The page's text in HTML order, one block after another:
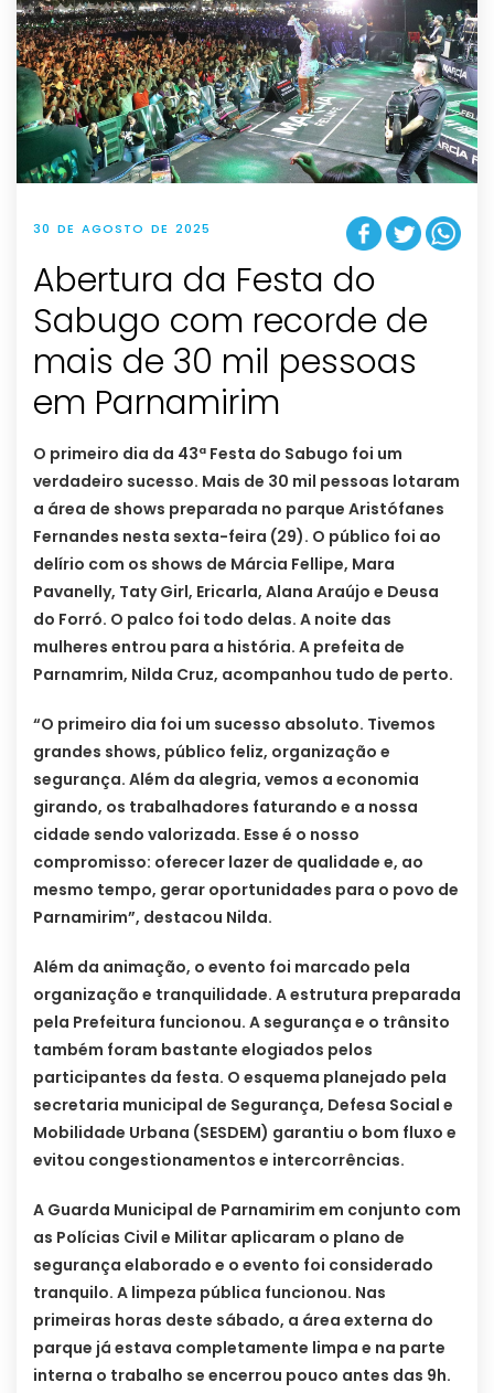
30 DE AGOSTO DE 2025
Abertura da Festa do
Sabugo com recorde de
mais de 30 mil pessoas
em Parnamirim
O primeiro dia da 43ª Festa do Sabugo foi um
verdadeiro sucesso. Mais de 30 mil pessoas lotaram
a área de shows preparada no parque Aristófanes
Fernandes nesta sexta-feira (29). O público foi ao
delírio com os shows de Márcia Fellipe, Mara
Pavanelly, Taty Girl, Ericarla, Alana Araújo e Deusa
do Forró. O palco foi todo delas. A noite das
mulheres entrou para a história. A prefeita de
Parnamrim, Nilda Cruz, acompanhou tudo de perto.
“O primeiro dia foi um sucesso absoluto. Tivemos
grandes shows, público feliz, organização e
segurança. Além da alegria, vemos a economia
girando, os trabalhadores faturando e a nossa
cidade sendo valorizada. Esse é o nosso
compromisso: oferecer lazer de qualidade e, ao
mesmo tempo, gerar oportunidades para o povo de
Parnamirim”, destacou Nilda.
Além da animação, o evento foi marcado pela
organização e tranquilidade. A estrutura preparada
pela Prefeitura funcionou. A segurança e o trânsito
também foram bastante elogiados pelos
participantes da festa. O esquema planejado pela
secretaria municipal de Segurança, Defesa Social e
Mobilidade Urbana (SESDEM) garantiu o bom fluxo e
evitou congestionamentos e intercorrências.
A Guarda Municipal de Parnamirim em conjunto com
as Polícias Civil e Militar aplicaram o plano de
segurança elaborado e o evento foi considerado
tranquilo. A limpeza pública funcionou. Nas
primeiras horas deste sábado, a área externa do
parque já estava completamente limpa e na parte
interna o trabalho se encerrou pouco antes das 9h.